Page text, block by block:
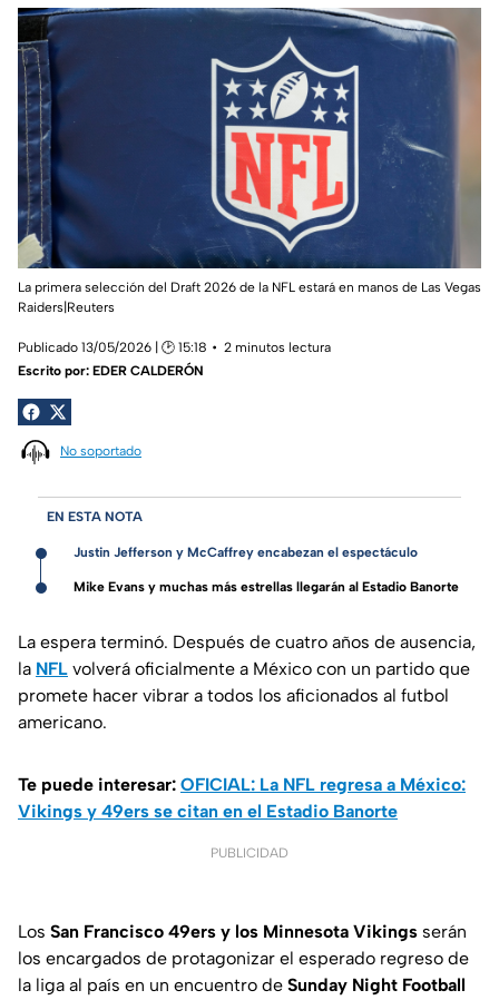
La primera selección del Draft 2026 de la NFL estará en manos de Las Vegas
Raiders|Reuters
Publicado 13/05/2026 | 🕑 15:18
2 minutos lectura
Escrito por: EDER CALDERÓN
No soportado
EN ESTA NOTA
Justin Jefferson y McCaffrey encabezan el espectáculo
Mike Evans y muchas más estrellas llegarán al Estadio Banorte
La espera terminó. Después de cuatro años de ausencia,
la NFL volverá oficialmente a México con un partido que
promete hacer vibrar a todos los aficionados al futbol
americano.
Te puede interesar: OFICIAL: La NFL regresa a México:
Vikings y 49ers se citan en el Estadio Banorte
PUBLICIDAD
Los San Francisco 49ers y los Minnesota Vikings serán
los encargados de protagonizar el esperado regreso de
la liga al país en un encuentro de Sunday Night Football